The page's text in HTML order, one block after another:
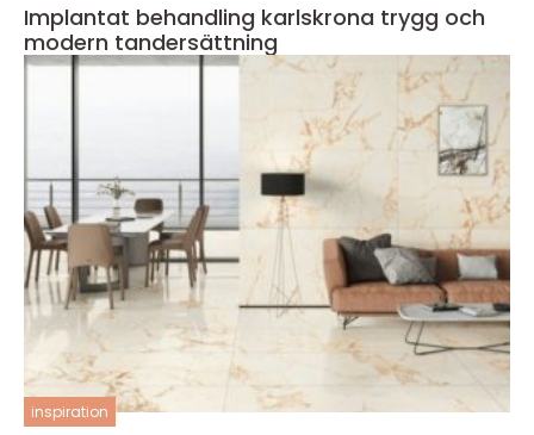
Implantat behandling karlskrona trygg och
modern tandersättning
inspiration